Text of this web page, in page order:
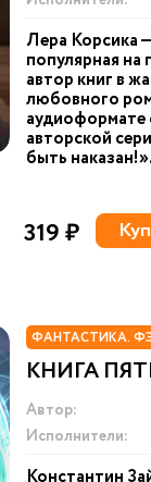
Лера Корсика
популярная
автор книг в
любовного
аудиоформате
авторской
быть
319 ₽
ФАНТАСТИКА.
КНИГА
Автор:
Исполнители: